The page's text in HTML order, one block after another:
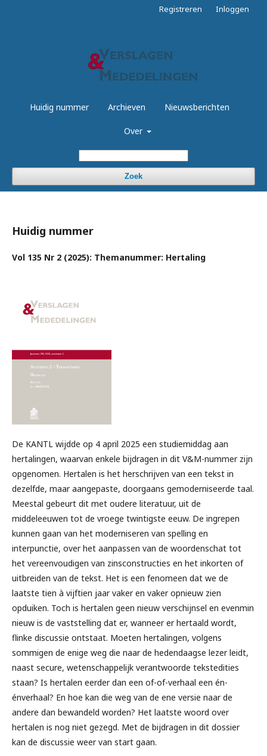
Huidig nummer Archieven Nieuwsberichten
Over
Zoek
Registreren Inloggen
Huidig nummer
Vol 135 Nr 2 (2025): Themanummer: Hertaling
De KANTL wijdde op 4 april 2025 een studiemiddag aan
hertalingen, waarvan enkele bijdragen in dit V&M-nummer zijn
opgenomen. Hertalen is het herschrijven van een tekst in
dezelfde, maar aangepaste, doorgaans gemoderniseerde taal.
Meestal gebeurt dit met oudere literatuur, uit de
middeleeuwen tot de vroege twintigste eeuw. De ingrepen
kunnen gaan van het moderniseren van spelling en
interpunctie, over het aanpassen van de woordenschat tot
het vereenvoudigen van zinsconstructies en het inkorten of
uitbreiden van de tekst. Het is een fenomeen dat we de
laatste tien à vijftien jaar vaker en vaker opnieuw zien
opduiken. Toch is hertalen geen nieuw verschijnsel en evenmin
nieuw is de vaststelling dat er, wanneer er hertaald wordt,
flinke discussie ontstaat. Moeten hertalingen, volgens
sommigen de enige weg die naar de hedendaagse lezer leidt,
naast secure, wetenschappelijk verantwoorde tekstedities
staan? Is hertalen eerder dan een of-of-verhaal een én-
énverhaal? En hoe kan die weg van de ene versie naar de
andere dan bewandeld worden? Het laatste woord over
hertalen is nog niet gezegd. Met de bijdragen in dit dossier
kan de discussie weer van start gaan.